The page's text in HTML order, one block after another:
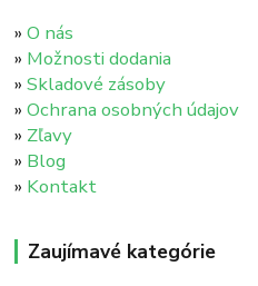
»O nás
» Možnosti dodania
»Skladové zásoby
»Ochrana osobných údajov
» Zľavy
» Blog
» Kontakt
Zaujímavé kategórie